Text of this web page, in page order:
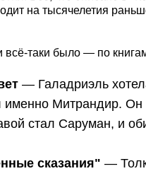
на тысячелетия
всё-таки было — по
— Галадриэль
именно Митрандир. Он
стал Саруман, и
сказания" —